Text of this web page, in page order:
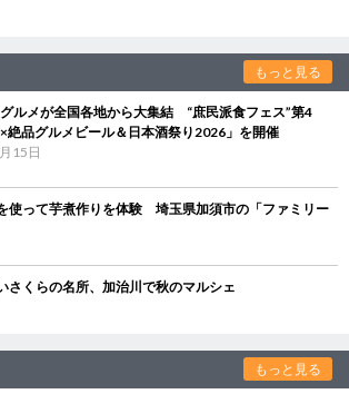
もっと見る
ルメが全国各地から大集結 “庶民派食フェス”第4
絶品グルメビール＆日本酒祭り2026」を開催
15日
使って芋煮作りを体験 埼玉県加須市の「ファミリー
さくらの名所、加治川で秋のマルシェ
もっと見る